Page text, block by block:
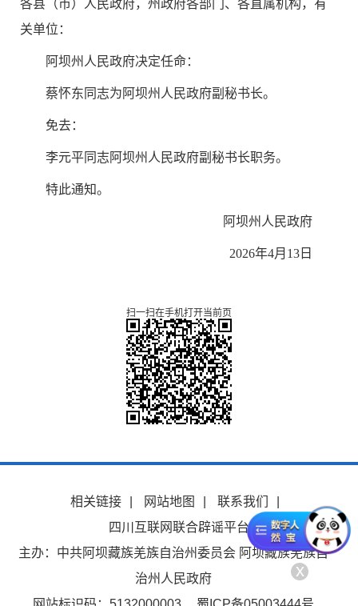
各县（市）人民政府，州政府各部门、各直属机构，有
关单位：
阿坝州人民政府决定任命：
蔡怀东同志为阿坝州人民政府副秘书长。
免去：
李元平同志阿坝州人民政府副秘书长职务。
特此通知。
阿坝州人民政府
2026年4月13日
扫一扫在手机打开当前页
相关链接 网站地图 联系我们
四川互联网联合辟谣平台
主办：中共阿坝藏族羌族自治州委员会 阿坝藏族羌族自
治州人民政府
x